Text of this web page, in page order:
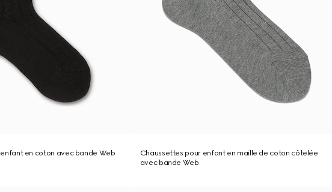
en coton avec bande Web
Chaussettes pour enfant en maille de coton côtelée
avec bande Web